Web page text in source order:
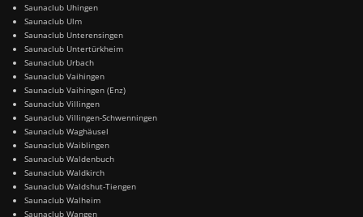
Saunaclub Uhingen
Saunaclub Ulm
Saunaclub Unterensingen
Saunaclub Untertürkheim
Saunaclub Urbach
Saunaclub Vaihingen
Saunaclub Vaihingen (Enz)
Saunaclub Villingen
Saunaclub Villingen-Schwenningen
Saunaclub Waghäusel
Saunaclub Waiblingen
Saunaclub Waldenbuch
Saunaclub Waldkirch
Saunaclub Waldshut-Tiengen
Saunaclub Walheim
Saunaclub Wangen